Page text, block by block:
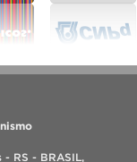
- RS - BRASIL,